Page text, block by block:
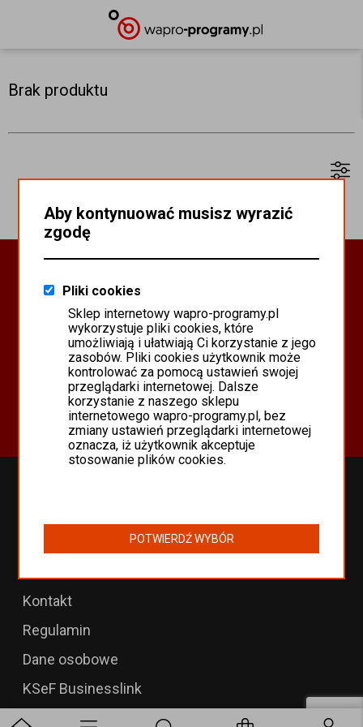
Brak produktu
PROGRAMY WAPRO ERP
PROGRAMY MISTRAL
SYSTEM SCANMAG
Oferta
Programy Asseco WAPRO
Odnowienia 365 i aktualizacje
Programy WAPRO
Kontakt
Regulamin
Dane osobowe
KSeF Businesslink
Aby kontynuować musisz wyrazić
zgodę
Pliki cookies
Sklep internetowy wapro-programy.pl
wykorzystuje pliki cookies, które
umożliwiają i ułatwiają Ci korzystanie z jego
zasobów. Pliki cookies użytkownik może
kontrolować za pomocą ustawień swojej
przeglądarki internetowej. Dalsze
korzystanie z naszego sklepu
internetowego wapro-programy.pl, bez
zmiany ustawień przeglądarki internetowej
oznacza, iż użytkownik akceptuje
stosowanie plików cookies.
POTWIERDŹ WYBÓR